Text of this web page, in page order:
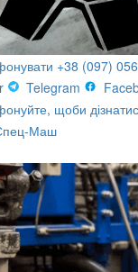
+38 (097)
Telegram
щоби
Маш